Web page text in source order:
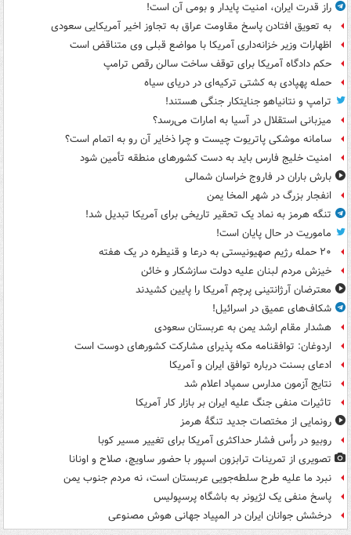
راز قدرت ایران، امنیت پایدار و بومی آن است!
به تعویق افتادن پاسخ مقاومت عراق به تجاوز اخیر آمریکایی سعودی
اظهارات وزیر خزانه‌داری آمریکا با مواضع قبلی وی متناقض است
حکم دادگاه آمریکا برای توقف ساخت سالن رقص ترامپ
حمله پهپادی به کشتی ترکیه‌ای در دریای سیاه
ترامپ و نتانیاهو جنایتکار جنگی هستند!
میزبانی استقلال در آسیا به امارات می‌رسد؟
سامانه موشکی پاتریوت چیست و چرا ذخایر آن رو به اتمام است؟
امنیت خلیج فارس باید به دست کشورهای منطقه تأمین شود
بارش باران در فاروج خراسان شمالی
انفجار بزرگ در شهر المخا یمن
تنگه هرمز به نماد یک تحقیر تاریخی برای آمریکا تبدیل شد!
ماموریت در حال پایان است!
۲۰ حمله رژیم صهیونیستی به درعا و قنیطره در یک هفته
خیزش مردم لبنان علیه دولت سازشکار و خائن
معترضان آرژانتینی پرچم آمریکا را پایین کشیدند
شکاف‌های عمیق در اسرائیل!
هشدار مقام ارشد یمن به عربستان سعودی
اردوغان: توافقنامه مکه پذیرای مشارکت کشورهای دوست است
ادعای بسنت درباره توافق ایران و آمریکا
نتایج آزمون مدارس سمپاد اعلام شد
تاثیرات منفی جنگ علیه ایران بر بازار کار آمریکا
رونمایی از مختصات جدید تنگۀ هرمز
روبیو در رأس فشار حداکثری آمریکا برای تغییر مسیر کوبا
تصویری از تمرینات ترابزون اسپور با حضور ساویچ، صلاح و اونانا
نبرد ما علیه طرح سلطه‌جویی عربستان است، نه مردم جنوب یمن
پاسخ منفی یک لژیونر به باشگاه پرسپولیس
درخشش جوانان ایران در المپیاد جهانی هوش مصنوعی